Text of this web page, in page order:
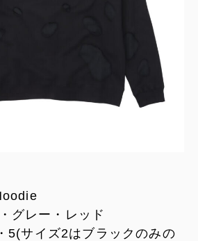
グレー・レッド
5(サイズ2はブラックのみの